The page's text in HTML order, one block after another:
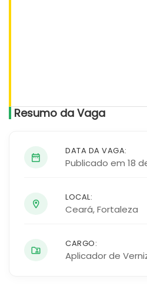
Resumo da Vaga
DATA DA VAGA:
Publicado em 18
LOCAL:
Ceará,Fortaleza
CARGO:
Aplicador de